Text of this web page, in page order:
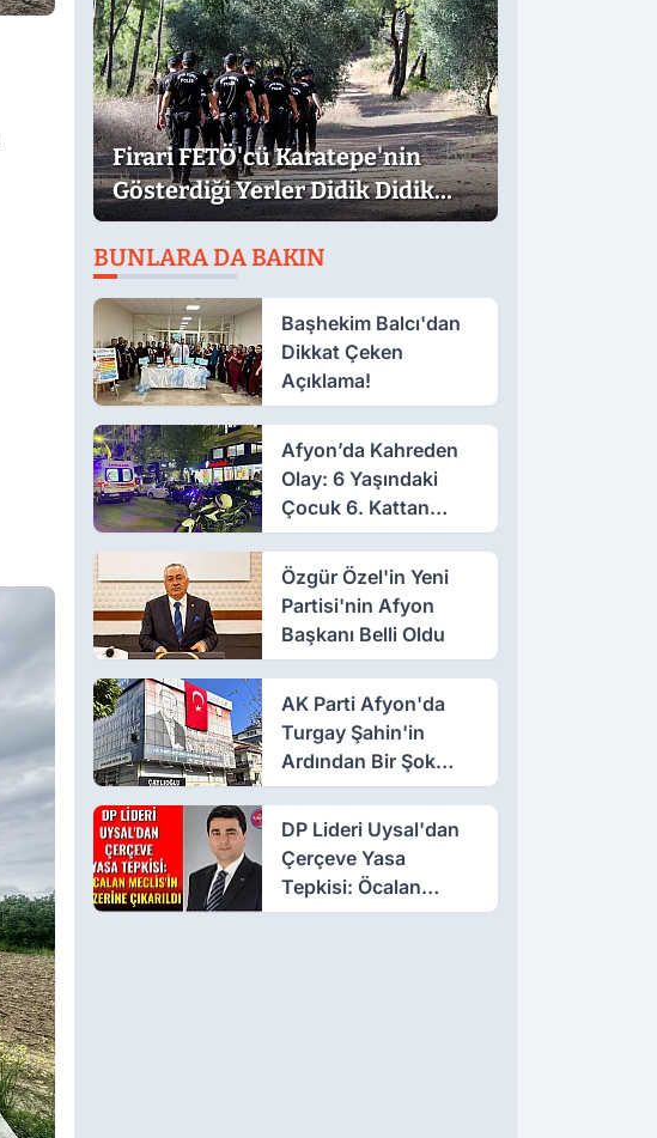
Firari FETÖ'cü Karatepe'nin
Gösterdiği Yerler Didik Didik
Aranıyor
BUNLARA DA BAKIN
Başhekim Balcı'dan
Dikkat Çeken
Açıklama!
Afyon’da Kahreden
Olay: 6 Yaşındaki
Çocuk 6. Kattan
Düştü
Özgür Özel'in Yeni
Partisi'nin Afyon
Başkanı Belli Oldu
AK Parti Afyon'da
Turgay Şahin'in
Ardından Bir Şok
Daha!
DP Lideri Uysal'dan
Çerçeve Yasa
Tepkisi: Öcalan
Meclis'in Üzerine